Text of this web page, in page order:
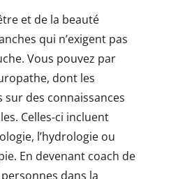
et de la beauté
qui n’exigent pas
Vous pouvez par
dont les
sur des connaissances
Celles-ci incluent
l’hydrologie ou
En devenant coach de
dans la